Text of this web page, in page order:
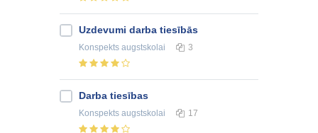
Uzdevumi darba tiesībās
Konspekts augstskolai 3
Darba tiesības
Konspekts augstskolai 17